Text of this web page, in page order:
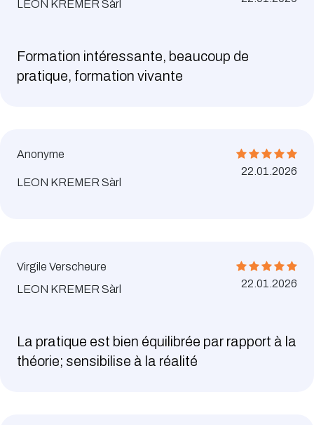
LEON KREMER Sàrl
Formation intéressante, beaucoup de
pratique, formation vivante
Anonyme
LEON KREMER Sàrl
22.01.2026
Virgile Verscheure
LEON KREMER Sàrl
22.01.2026
La pratique est bien équilibrée par rapport à la
théorie; sensibilise à la réalité